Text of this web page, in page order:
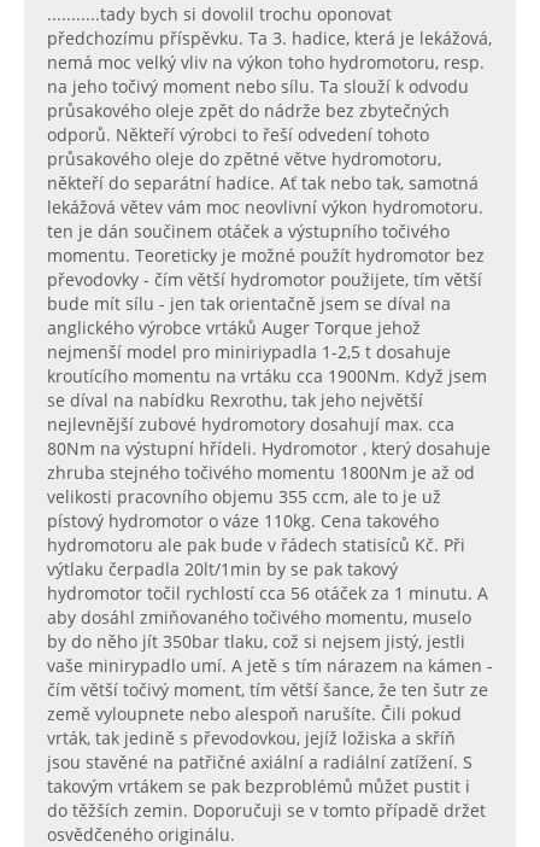
...........tady bych si dovolil trochu oponovat
předchozímu příspěvku. Ta 3. hadice, která je lekážová,
nemá moc velký vliv na výkon toho hydromotoru, resp.
na jeho točivý moment nebo sílu. Ta slouží k odvodu
průsakového oleje zpět do nádrže bez zbytečných
odporů. Někteří výrobci to řeší odvedení tohoto
průsakového oleje do zpětné větve hydromotoru,
někteří do separátní hadice. Ať tak nebo tak, samotná
lekážová větev vám moc neovlivní výkon hydromotoru.
ten je dán součinem otáček a výstupního točivého
momentu. Teoreticky je možné použít hydromotor bez
převodovky - čím větší hydromotor použijete, tím větší
bude mít sílu - jen tak orientačně jsem se díval na
anglického výrobce vrtáků Auger Torque jehož
nejmenší model pro miniriypadla 1-2,5 t dosahuje
kroutícího momentu na vrtáku cca 1900Nm. Když jsem
se díval na nabídku Rexrothu, tak jeho největší
nejlevnější zubové hydromotory dosahují max. cca
80Nm na výstupní hřídeli. Hydromotor , který dosahuje
zhruba stejného točivého momentu 1800Nm je až od
velikosti pracovního objemu 355 ccm, ale to je už
pístový hydromotor o váze 110kg. Cena takového
hydromotoru ale pak bude v řádech statisíců Kč. Při
výtlaku čerpadla 20lt/1min by se pak takový
hydromotor točil rychlostí cca 56 otáček za 1 minutu. A
aby dosáhl zmiňovaného točivého momentu, muselo
by do něho jít 350bar tlaku, což si nejsem jistý, jestli
vaše minirypadlo umí. A jetě s tím nárazem na kámen -
čím větší točivý moment, tím větší šance, že ten šutr ze
země vyloupnete nebo alespoň narušíte. Čili pokud
vrták, tak jedině s převodovkou, jejíž ložiska a skříň
jsou stavěné na patřičné axiální a radiální zatížení. S
takovým vrtákem se pak bezproblémů můžet pustit i
do těžších zemin. Doporučuji se v tomto případě držet
osvědčeného originálu.